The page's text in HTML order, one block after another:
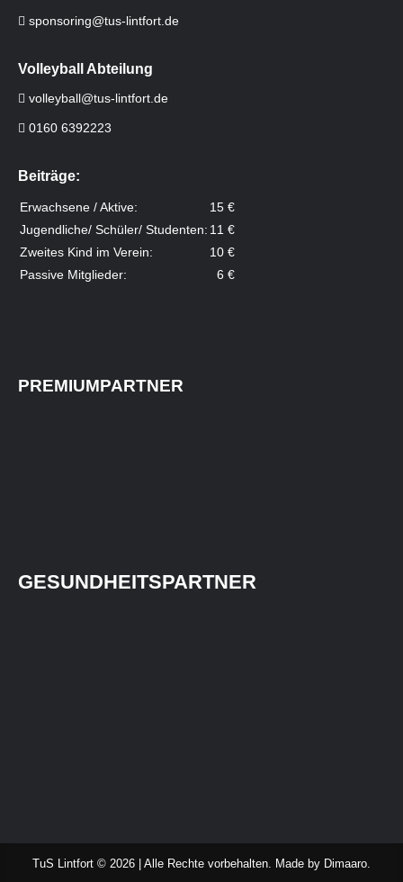
sponsoring@tus-lintfort.de
Volleyball Abteilung
volleyball@tus-lintfort.de
0160 6392223
Beiträge:
Erwachsene / Aktive:
15 €
Jugendliche/ Schüler/ Studenten: 11 €
Zweites Kind im Verein:
10 €
Passive Mitglieder:
6 €
PREMIUMPARTNER
GESUNDHEITSPARTNER
TuS Lintfort © 2026 | Alle Rechte vorbehalten. Made by Dimaaro.